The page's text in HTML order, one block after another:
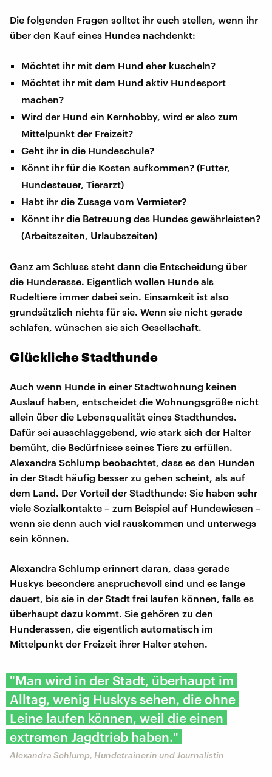
Die folgenden Fragen solltet ihr euch stellen, wenn ihr
über den Kauf eines Hundes nachdenkt:
Möchtet ihr mit dem Hund eher kuscheln?
Möchtet ihr mit dem Hund aktiv Hundesport
machen?
Wird der Hund ein Kernhobby, wird er also zum
Mittelpunkt der Freizeit?
Geht ihr in die Hundeschule?
Könnt ihr für die Kosten aufkommen? (Futter,
Hundesteuer, Tierarzt)
Habt ihr die Zusage vom Vermieter?
Könnt ihr die Betreuung des Hundes gewährleisten?
(Arbeitszeiten, Urlaubszeiten)
Ganz am Schluss steht dann die Entscheidung über
die Hunderasse. Eigentlich wollen Hunde als
Rudeltiere immer dabei sein. Einsamkeit ist also
grundsätzlich nichts für sie. Wenn sie nicht gerade
schlafen, wünschen sie sich Gesellschaft.
Glückliche Stadthunde
Auch wenn Hunde in einer Stadtwohnung keinen
Auslauf haben, entscheidet die Wohnungsgröße nicht
allein über die Lebensqualität eines Stadthundes.
Dafür sei ausschlaggebend, wie stark sich der Halter
bemüht, die Bedürfnisse seines Tiers zu erfüllen.
Alexandra Schlump beobachtet, dass es den Hunden
in der Stadt häufig besser zu gehen scheint, als auf
dem Land. Der Vorteil der Stadthunde: Sie haben sehr
viele Sozialkontakte – zum Beispiel auf Hundewiesen –
wenn sie denn auch viel rauskommen und unterwegs
sein können.
Alexandra Schlump erinnert daran, dass gerade
Huskys besonders anspruchsvoll sind und es lange
dauert, bis sie in der Stadt frei laufen können, falls es
überhaupt dazu kommt. Sie gehören zu den
Hunderassen, die eigentlich automatisch im
Mittelpunkt der Freizeit ihrer Halter stehen.
"Man wird in der Stadt, überhaupt im
Alltag, wenig Huskys sehen, die ohne
Leine laufen können, weil die einen
extremen Jagdtrieb haben."
Alexandra Schlump, Hundetrainerin und Journalistin